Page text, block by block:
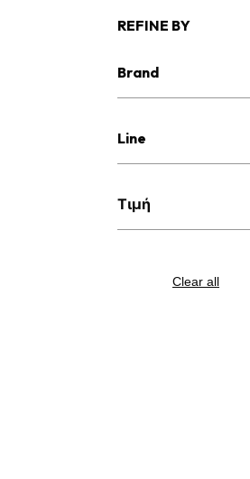
REFINE BY
Brand
Line
Τιμή
Clear all